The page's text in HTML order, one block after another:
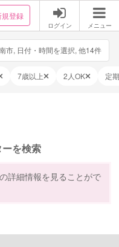
規登録
ログイン メニュー
市, 日付・時間を選択, 他14件
7歳以上 2人OK 定
を検索
詳細情報を見ることがで